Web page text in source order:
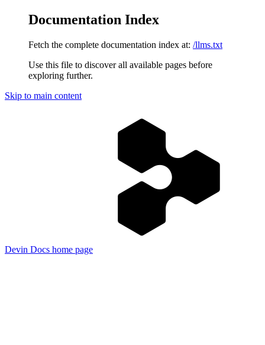
Documentation Index
Fetch the complete documentation index at: /llms.txt
Use this file to discover all available pages before
exploring further.
Skip to main content
Devin Docs home page